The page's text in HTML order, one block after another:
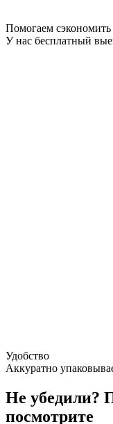
Помогаем сэкономить
У нас бесплатный
Удобство
Аккуратно
Не убедили?
посмотрите